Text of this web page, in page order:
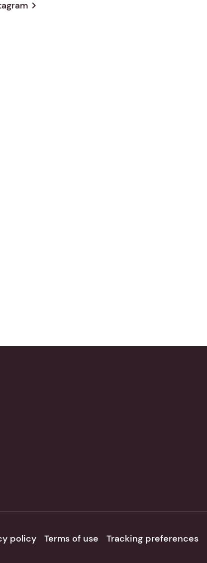
chevron_right
policy Terms of use Tracking preferences